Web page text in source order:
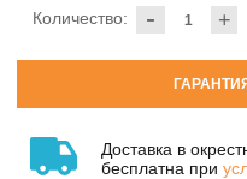
- +
Количество:
Доставка в
бесплатна при